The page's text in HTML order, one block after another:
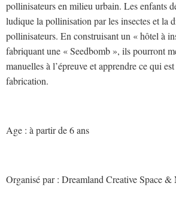
pollinisateurs en milieu urbain. Les enfants
ludique la pollinisation par les insectes et la
pollinisateurs. En construisant un « hôtel à
fabriquant une « Seedbomb », ils pourront
manuelles à l’épreuve et apprendre ce qui
fabrication.
Age : à partir de 6 ans
Organisé par : Dreamland Creative Space